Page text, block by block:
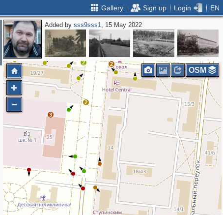
Gallery Sign up Login EN
Added bysss9sss1, 15 May 2022
2
3
2
2
2
OSM